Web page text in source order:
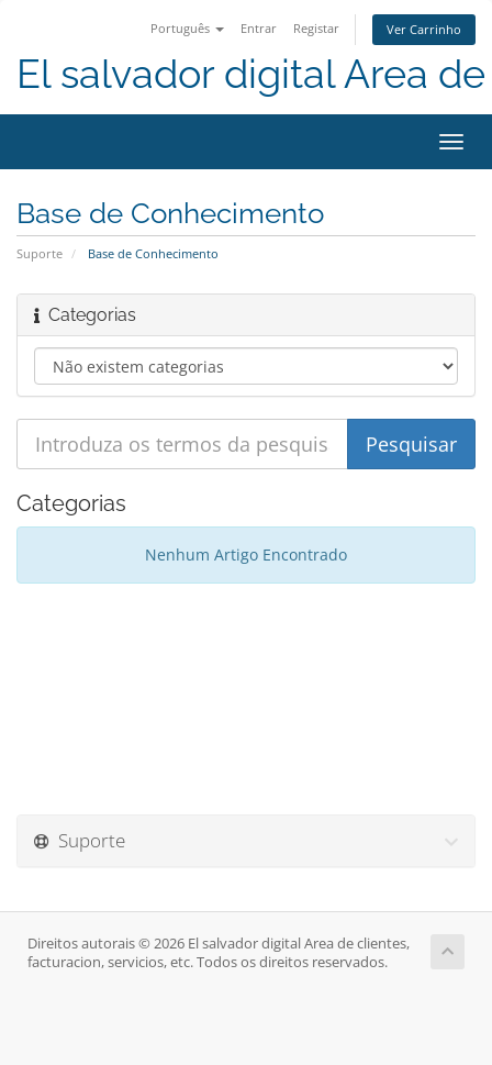
Português Entrar Registar Ver Carrinho
El salvador digital Area
Base de Conhecimento
Suporte Base de Conhecimento
Categorias
Categorias
Nenhum Artigo Encontrado
Suporte
Direitos autorais © 2026 El salvador digital Area de clientes,
facturacion, servicios, etc. Todos os direitos reservados.